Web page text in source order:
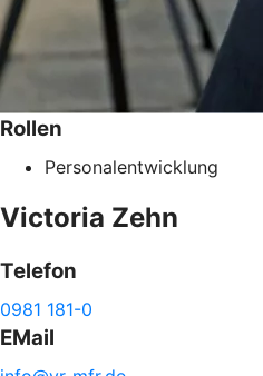
Rollen
Personalentwicklung
Victoria Zehn
Telefon
0981 181-0
EMail